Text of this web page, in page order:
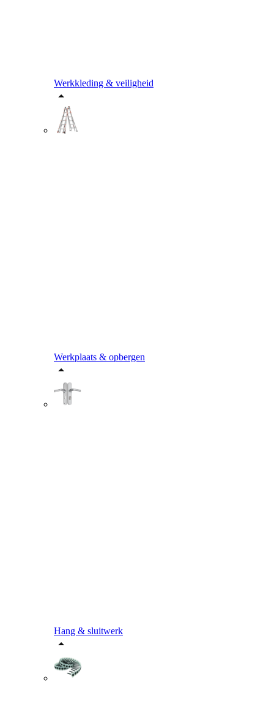
Werkkleding & veiligheid
Werkplaats & opbergen
Hang & sluitwerk